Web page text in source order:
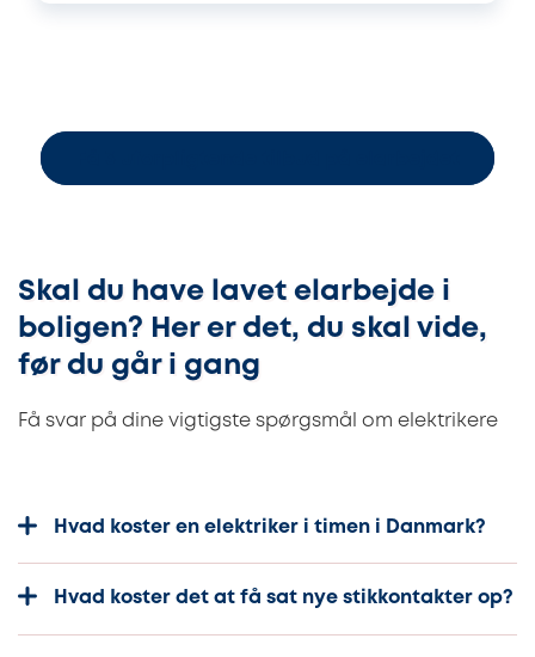
Skal du have lavet elarbejde i
boligen? Her er det, du skal vide,
før du går i gang
Få svar på dine vigtigste spørgsmål om elektrikere
Hvad koster en elektriker i timen i Danmark?
Hvad koster det at få sat nye stikkontakter op?